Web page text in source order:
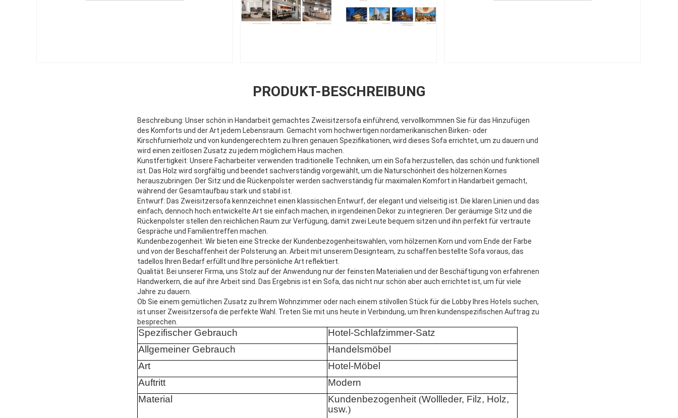
PRODUKT-BESCHREIBUNG
Beschreibung: Unser schön in Handarbeit gemachtes Zweisitzersofa einführend, vervollkommnen Sie für das Hinzufügen
des Komforts und der Art jedem Lebensraum. Gemacht vom hochwertigen nordamerikanischen Birken- oder
Kirschfurnierholz und von kundengerechtem zu Ihren genauen Spezifikationen, wird dieses Sofa errichtet, um zu dauern und
wird einen zeitlosen Zusatz zu jedem möglichem Haus machen.
Kunstfertigkeit: Unsere Facharbeiter verwenden traditionelle Techniken, um ein Sofa herzustellen, das schön und funktionell
ist. Das Holz wird sorgfältig und beendet sachverständig vorgewählt, um die Naturschönheit des hölzernen Kornes
herauszubringen. Der Sitz und die Rückenpolster werden sachverständig für maximalen Komfort in Handarbeit gemacht,
während der Gesamtaufbau stark und stabil ist.
Entwurf: Das Zweisitzersofa kennzeichnet einen klassischen Entwurf, der elegant und vielseitig ist. Die klaren Linien und das
einfach, dennoch hoch entwickelte Art sie einfach machen, in irgendeinen Dekor zu integrieren. Der geräumige Sitz und die
Rückenpolster stellen den reichlichen Raum zur Verfügung, damit zwei Leute bequem sitzen und ihn perfekt für vertraute
Gespräche und Familientreffen machen.
Kundenbezogenheit: Wir bieten eine Strecke der Kundenbezogenheitswahlen, vom hölzernen Korn und vom Ende der Farbe
und von der Beschaffenheit der Polsterung an. Arbeit mit unserem Designteam, zu schaffen bestellte Sofa voraus, das
tadellos Ihren Bedarf erfüllt und Ihre persönliche Art reflektiert.
Qualität: Bei unserer Firma, uns Stolz auf der Anwendung nur der feinsten Materialien und der Beschäftigung von erfahrenen
Handwerkern, die auf ihre Arbeit sind. Das Ergebnis ist ein Sofa, das nicht nur schön aber auch errichtet ist, um für viele
Jahre zu dauern.
Ob Sie einem gemütlichen Zusatz zu Ihrem Wohnzimmer oder nach einem stilvollen Stück für die Lobby Ihres Hotels suchen,
ist unser Zweisitzersofa die perfekte Wahl. Treten Sie mit uns heute in Verbindung, um Ihren kundenspezifischen Auftrag zu
besprechen.
Spezifischer Gebrauch
Hotel-Schlafzimmer-Satz
Allgemeiner Gebrauch
Handelsmöbel
Art
Hotel-Möbel
Auftritt
Modern
Material
Kundenbezogenheit (Wollleder, Filz, Holz,
usw.)